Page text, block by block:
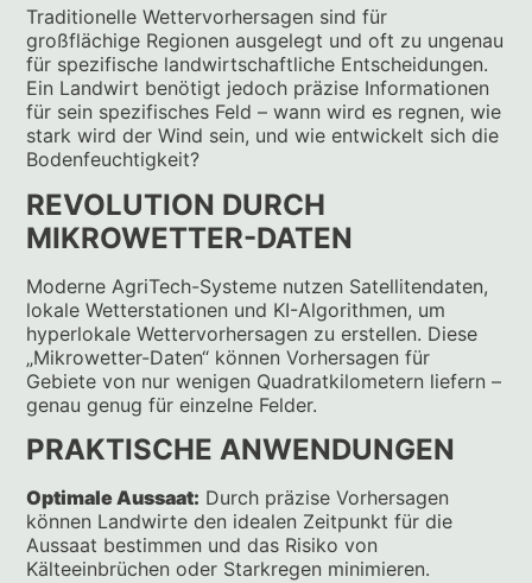
Traditionelle Wettervorhersagen sind für
großflächige Regionen ausgelegt und oft zu ungenau
für spezifische landwirtschaftliche Entscheidungen.
Ein Landwirt benötigt jedoch präzise Informationen
für sein spezifisches Feld – wann wird es regnen, wie
stark wird der Wind sein, und wie entwickelt sich die
Bodenfeuchtigkeit?
REVOLUTION DURCH
MIKROWETTER-DATEN
Moderne AgriTech-Systeme nutzen Satellitendaten,
lokale Wetterstationen und KI-Algorithmen, um
hyperlokale Wettervorhersagen zu erstellen. Diese
„Mikrowetter-Daten“ können Vorhersagen für
Gebiete von nur wenigen Quadratkilometern liefern –
genau genug für einzelne Felder.
PRAKTISCHE ANWENDUNGEN
Optimale Aussaat: Durch präzise Vorhersagen
können Landwirte den idealen Zeitpunkt für die
Aussaat bestimmen und das Risiko von
Kälteeinbrüchen oder Starkregen minimieren.